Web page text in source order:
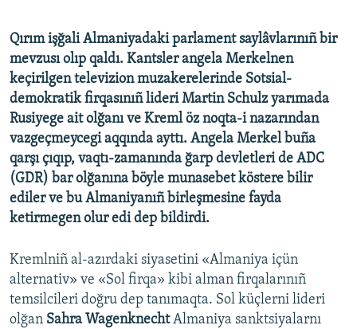
RFE/RS bütün saytları
Qırım işğali Almaniyadaki parlament saylâvlarınıñ bir
mevzusı olıp qaldı. Kantsler angela Merkelnen
keçirilgen televizion muzakerelerinde Sotsial-
demokratik firqasınıñ lideri Martin Schulz yarımada
Rusiyege ait olğanı ve Kreml öz noqta-i nazarından
vazgeçmeycegi aqqında ayttı. Angela Merkel buña
qarşı çıqıp, vaqtı-zamanında ğarp devletleri de ADC
(GDR) bar olğanına böyle munasebet köstere bilir
ediler ve bu Almaniyanıñ birleşmesine fayda
ketirmegen olur edi dep bildirdi.
Kremlniñ al-azırdaki siyasetini «Almaniya içün
alternativ» ve «Sol firqa» kibi alman firqalarınıñ
temsilcileri doğru dep tanımaqta. Sol küçlerni lideri
olğan Sahra WagenknechtAlmaniya sanktsiyalarnı